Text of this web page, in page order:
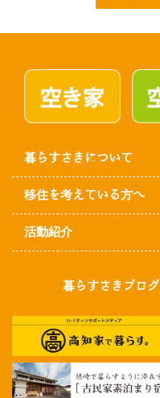
暮らすさきについて
移住を考えている方へ
活動紹介
暮らすさきブログ